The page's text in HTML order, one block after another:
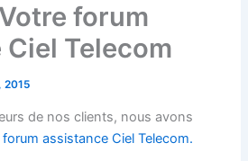
forum
Telecom
2015
de nos clients, nous avons
forum assistance Ciel Telecom.